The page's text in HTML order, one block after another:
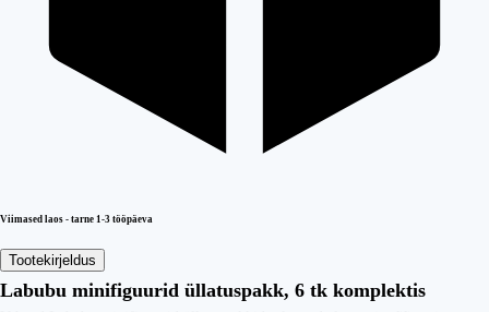
Viimased laos - tarne 1-3 tööpäeva
Tootekirjeldus
Labubu minifiguurid üllatuspakk, 6 tk komplektis